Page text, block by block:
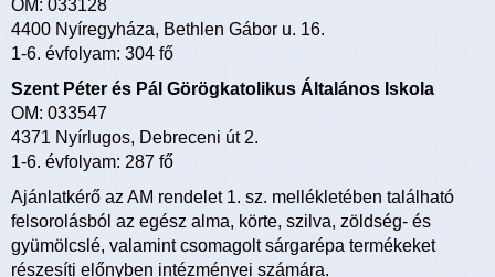
OM: 033128
4400 Nyíregyháza, Bethlen Gábor u. 16.
1-6. évfolyam: 304 fő
Szent Péter és Pál Görögkatolikus Általános Iskola
OM: 033547
4371 Nyírlugos, Debreceni út 2.
1-6. évfolyam: 287 fő
Ajánlatkérő az AM rendelet 1. sz. mellékletében található
felsorolásból az egész alma, körte, szilva, zöldség- és
gyümölcslé, valamint csomagolt sárgarépa termékeket
részesíti előnyben intézményei számára.